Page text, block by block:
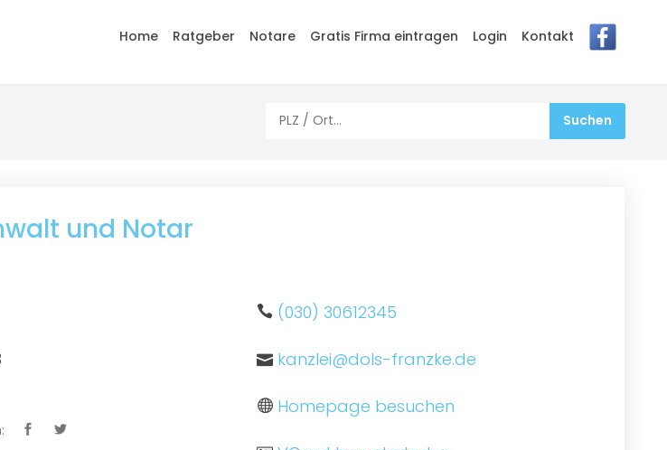
Home Ratgeber Notare Gratis Firma eintragen Login Kontakt
und Notar
(030) 30612345
kanzlei@dols-franzke.de
Homepage besuchen